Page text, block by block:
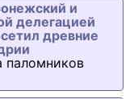
и
делегацией
древние
паломников